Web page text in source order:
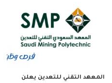
المعهد التقني للتعدين يعلن